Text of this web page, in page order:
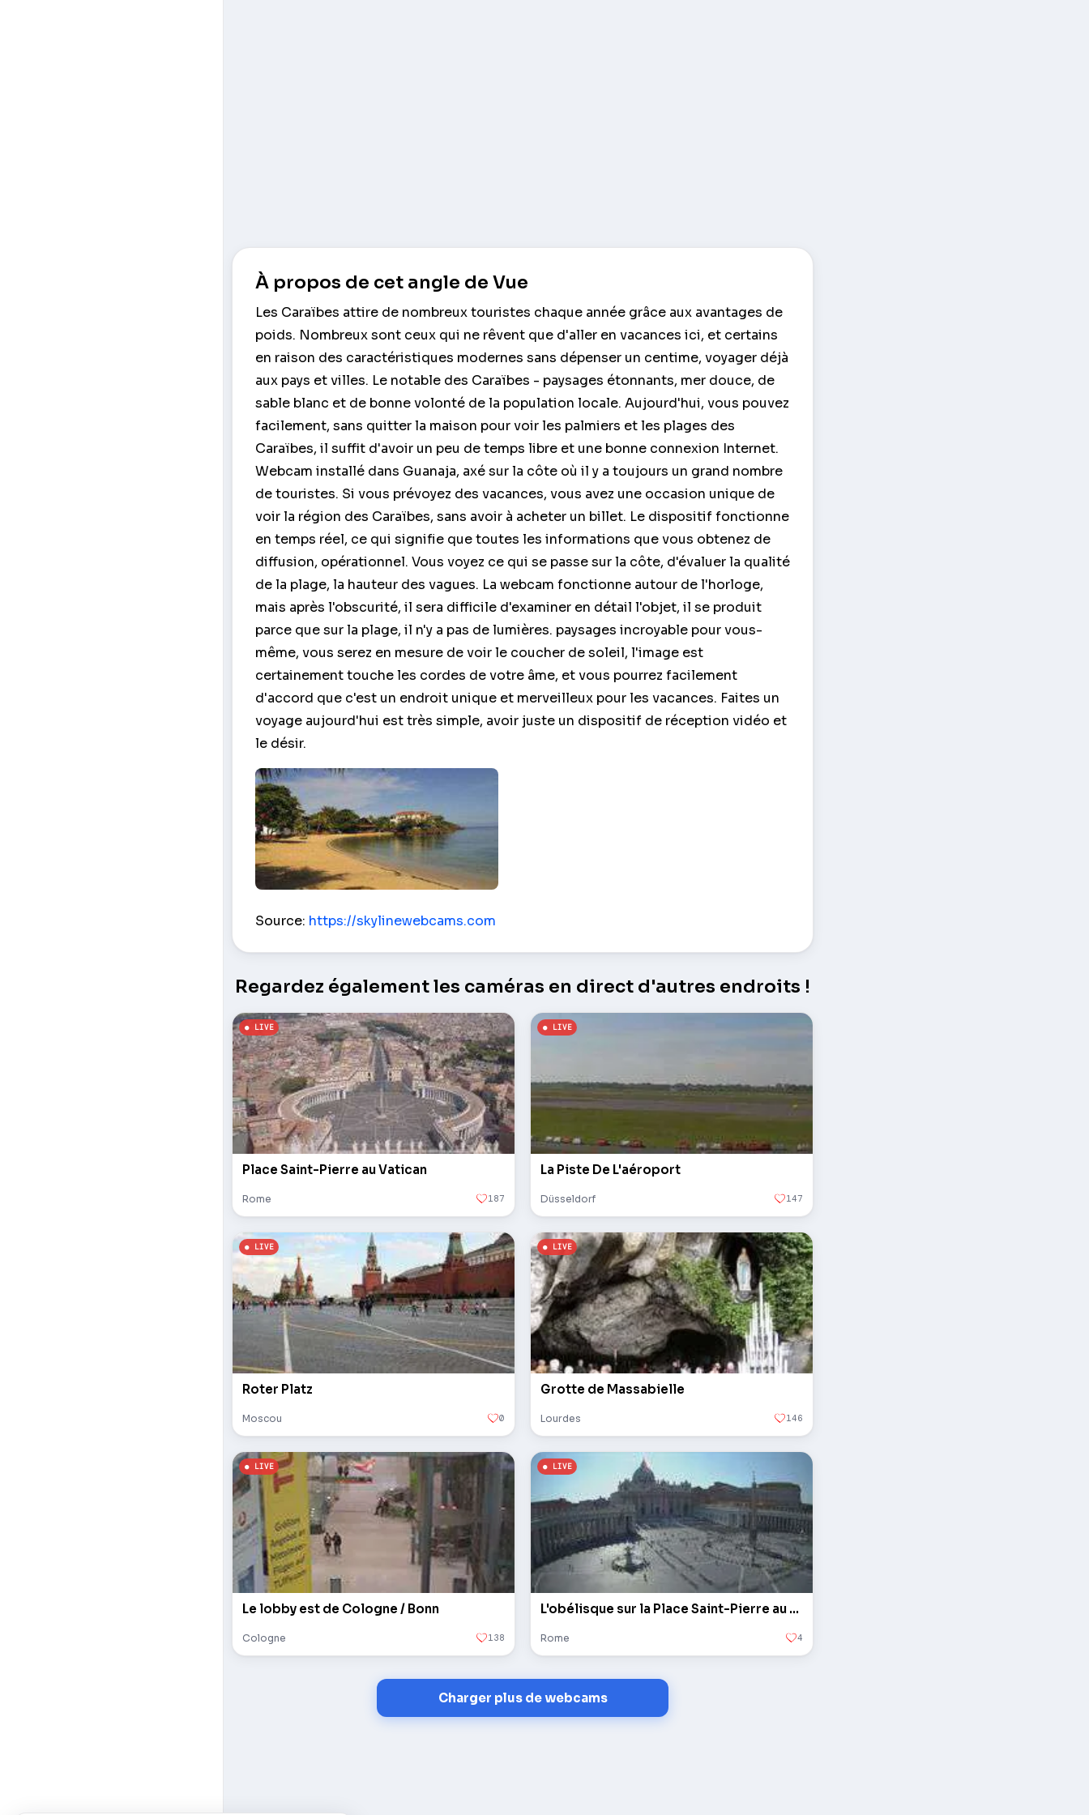
À propos de cet angle de Vue
Les Caraïbes attire de nombreux touristes chaque année grâce aux avantages de
poids. Nombreux sont ceux qui ne rêvent que d'aller en vacances ici, et certains
en raison des caractéristiques modernes sans dépenser un centime, voyager déjà
aux pays et villes. Le notable des Caraïbes - paysages étonnants, mer douce, de
sable blanc et de bonne volonté de la population locale. Aujourd'hui, vous pouvez
facilement, sans quitter la maison pour voir les palmiers et les plages des
Caraïbes, il suffit d'avoir un peu de temps libre et une bonne connexion Internet.
Webcam installé dans Guanaja, axé sur la côte où il y a toujours un grand nombre
de touristes. Si vous prévoyez des vacances, vous avez une occasion unique de
voir la région des Caraïbes, sans avoir à acheter un billet. Le dispositif fonctionne
en temps réel, ce qui signifie que toutes les informations que vous obtenez de
diffusion, opérationnel. Vous voyez ce qui se passe sur la côte, d'évaluer la qualité
de la plage, la hauteur des vagues. La webcam fonctionne autour de l'horloge,
mais après l'obscurité, il sera difficile d'examiner en détail l'objet, il se produit
parce que sur la plage, il n'y a pas de lumières. paysages incroyable pour vous-
même, vous serez en mesure de voir le coucher de soleil, l'image est
certainement touche les cordes de votre âme, et vous pourrez facilement
d'accord que c'est un endroit unique et merveilleux pour les vacances. Faites un
voyage aujourd'hui est très simple, avoir juste un dispositif de réception vidéo et
le désir.
Source: https://skylinewebcams.com
Regardez également les caméras en direct d'autres endroits !
Place Saint-Pierre au Vatican
Rome 187
La Piste De L'aéroport
Düsseldorf 147
Roter Platz
Moscou 0
Grotte de Massabielle
Lourdes 146
Le lobby est de Cologne / Bonn
Cologne 138
L'obélisque sur la Place Saint-Pierre au Vatican
Rome 4
Charger plus de webcams